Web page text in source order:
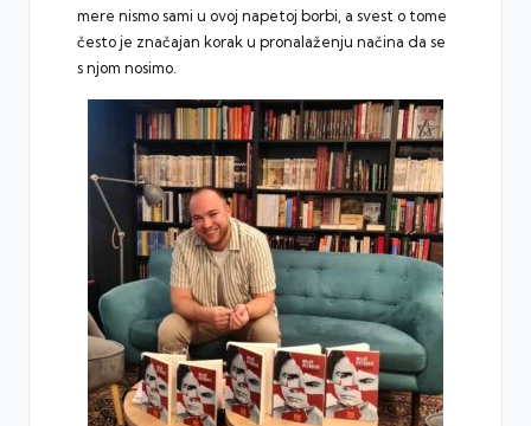
mere nismo sami u ovoj napetoj borbi, a svest o tome
često je značajan korak u pronalaženju načina da se
s njom nosimo.